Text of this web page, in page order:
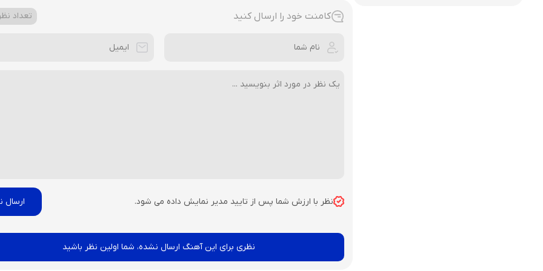
کامنت خود را ارسال کنید تعداد
نظر با ارزش شما پس از تایید مدیر نمایش داده می شود.
نظری برای این آهنگ ارسال نشده، شما اولین نظر باشید